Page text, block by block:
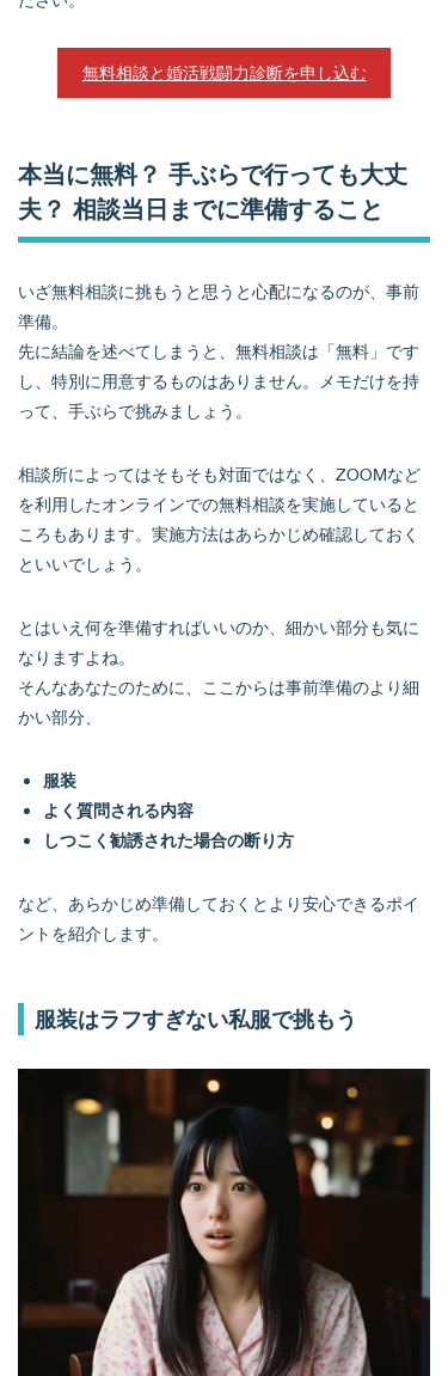
無料相談と婚活戦闘力診断を申し込む
本当に無料？ 手ぶらで行っても大丈
夫？ 相談当日までに準備すること
いざ無料相談に挑もうと思うと心配になるのが、事前
準備。
先に結論を述べてしまうと、無料相談は「無料」です
し、特別に用意するものはありません。メモだけを持
って、手ぶらで挑みましょう。
相談所によってはそもそも対面ではなく、ZOOMなど
を利用したオンラインでの無料相談を実施していると
ころもあります。実施方法はあらかじめ確認しておく
といいでしょう。
とはいえ何を準備すればいいのか、細かい部分も気に
なりますよね。
そんなあなたのために、ここからは事前準備のより細
かい部分、
服装
よく質問される内容
しつこく勧誘された場合の断り方
など、あらかじめ準備しておくとより安心できるポイ
ントを紹介します。
服装はラフすぎない私服で挑もう